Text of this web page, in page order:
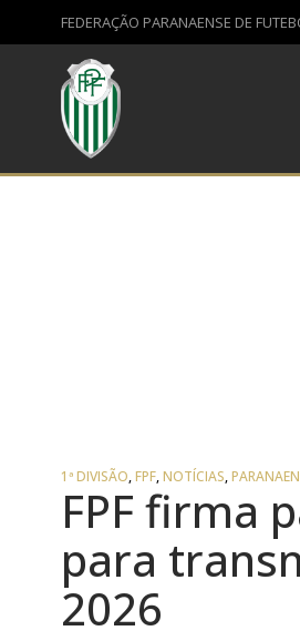
FEDERAÇÃO PARANAENSE DE
1ª DIVISÃO,FPF,NOTÍCIAS,
FPF firma
para
2026